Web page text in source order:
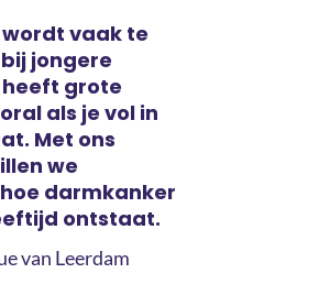
vaak te
jongere
heeft grote
als je vol in
Met ons
we
darmkanker
ontstaat.
van Leerdam